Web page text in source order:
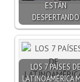
ESTÁN
DESPERTANDO
LOS 7 PAÍSES DE
LATINOAMÉRICA